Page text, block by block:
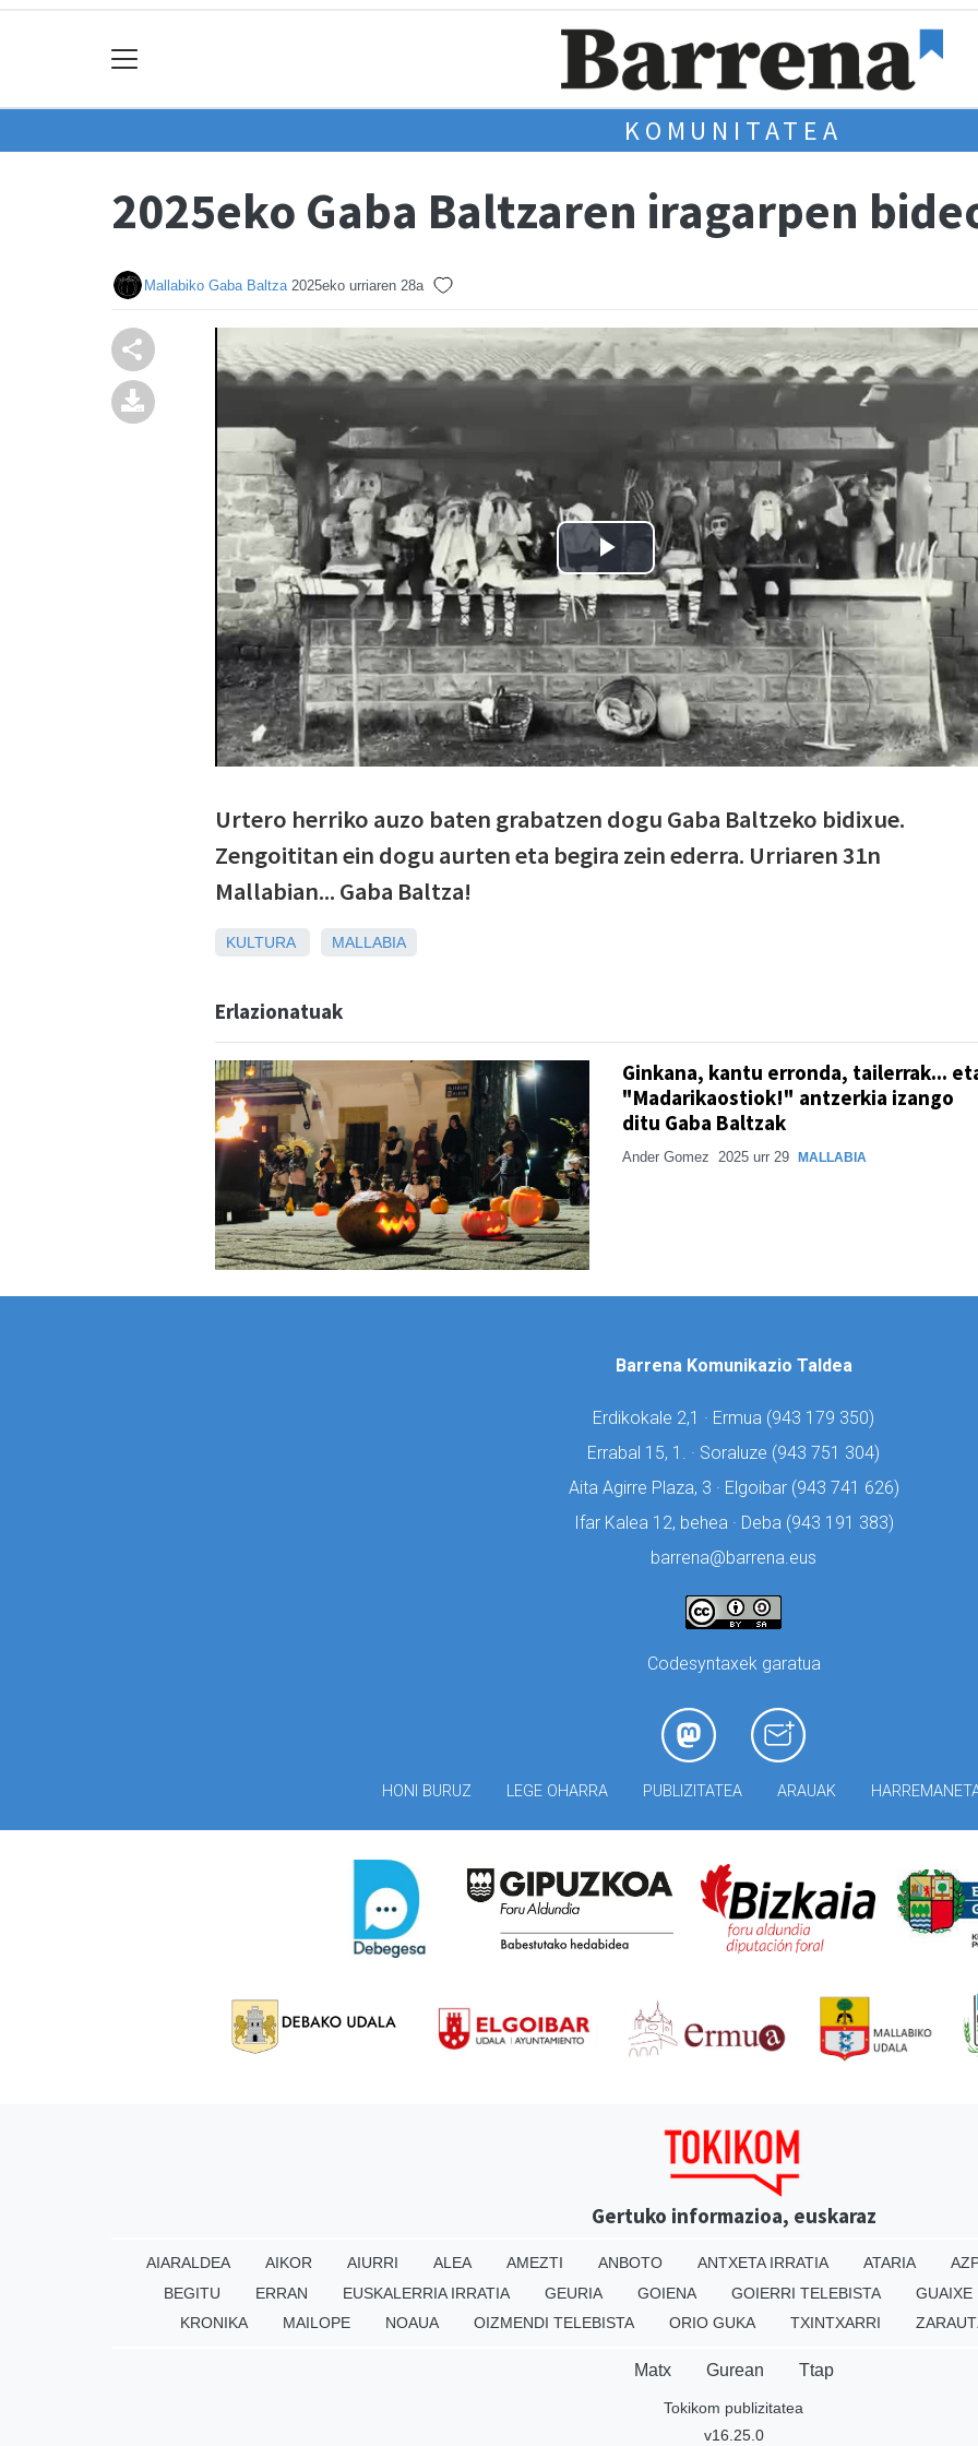
KOMUNITATEA
2025eko Gaba Baltzaren iragarpen
Mallabiko Gaba Baltza 2025eko urriaren 28a
Urtero herriko auzo baten grabatzen dogu Gaba Baltzeko bidixue.
Zengoititan ein dogu aurten eta begira zein ederra. Urriaren 31n
Mallabian... Gaba Baltza!
KULTURA MALLABIA
Erlazionatuak
Ginkana, kantu erronda, tailerrak...
"Madarikaostiok!" antzerkia izango
ditu Gaba Baltzak
Ander Gomez 2025 urr 29 MALLABIA
Barrena Komunikazio Taldea
Erdikokale 2,1 · Ermua (943 179 350)
Errabal 15, 1. · Soraluze (943 751 304)
Aita Agirre Plaza, 3 · Elgoibar (943 741 626)
Ifar Kalea 12, behea · Deba (943 191 383)
barrena@barrena.eus
Codesyntaxek garatua
HONI BURUZ LEGE OHARRA PUBLIZITATEA ARAUAK
Gertuko informazioa, euskaraz
AIARALDEA AIKOR AIURRI ALEA AMEZTI ANBOTO ANTXETA IRRATIA ATARIA
BEGITU
ERRAN EUSKALERRIA IRRATIA GEURIA GOIENA GOIERRI TELEBISTA
GUAIXE
KRONIKA
MAILOPE NOAUA OIZMENDI TELEBISTA ORIO GUKA TXINTXARRI
Matx Gurean Ttap
Tokikom publizitatea
v16.25.0